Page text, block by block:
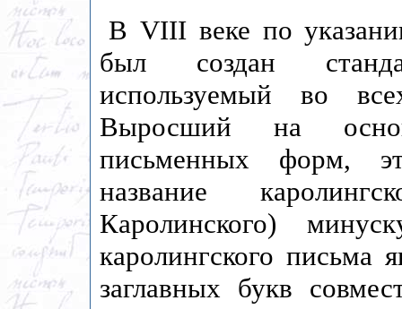
В VIII веке по
был создан
используемый во
Выросший на
письменных форм,
название
Каролинского)
каролингского письма
заглавных букв